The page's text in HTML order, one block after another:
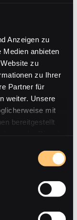
Anzeigen zu
Medien anbieten
zu
zu Ihrer
Partner für
weiter. Unsere
mit
bereitgestellt
für
möchten wir Ihnen
der unten
der
(insbesondere mit
geben.
home.de/impressum/